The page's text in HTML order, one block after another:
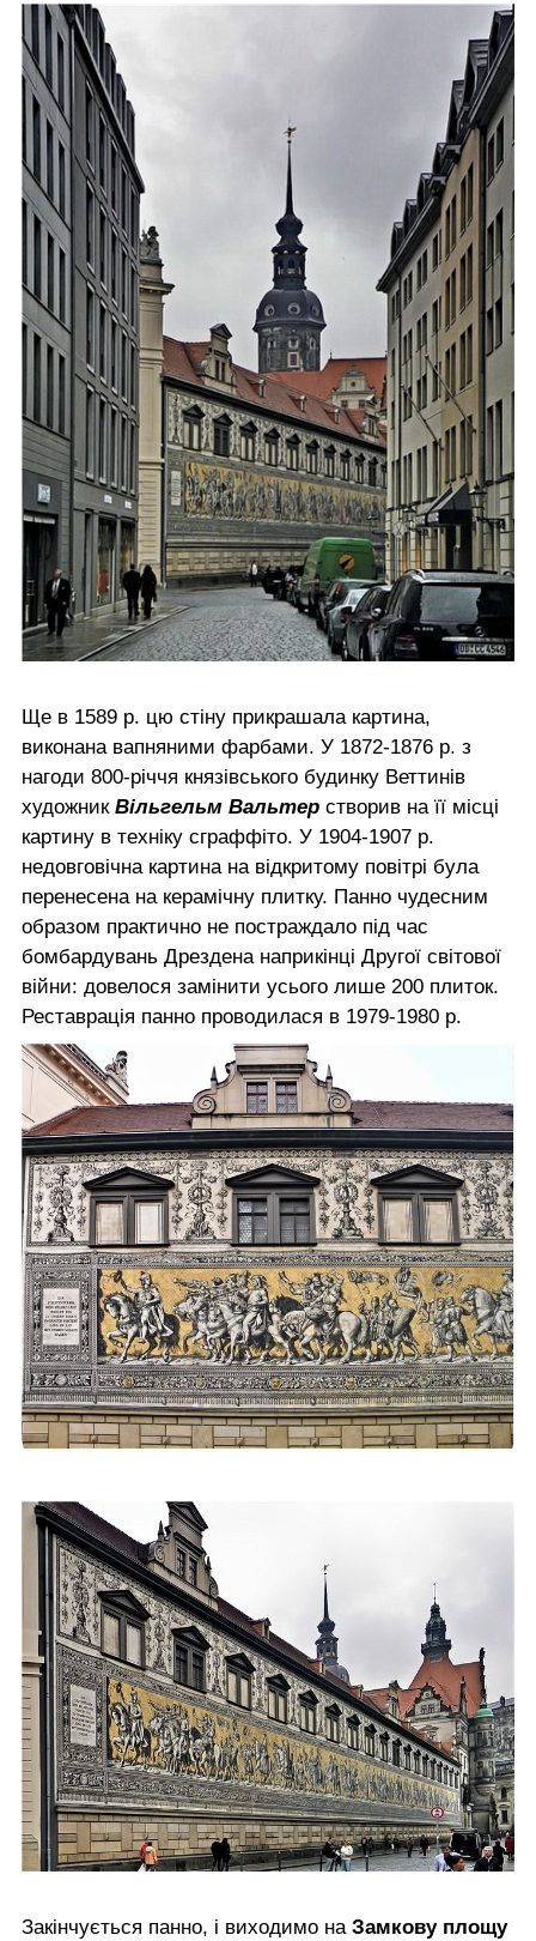
Ще в 1589 р. цю стіну прикрашала картина,
виконана вапняними фарбами. У 1872-1876 р. з
нагоди 800-річчя князівського будинку Веттинів
художник Вільгельм Вальтер створив на її місці
картину в техніку сграффіто. У 1904-1907 р.
недовговічна картина на відкритому повітрі була
перенесена на керамічну плитку. Панно чудесним
образом практично не постраждало під час
бомбардувань Дрездена наприкінці Другої світової
війни: довелося замінити усього лише 200 плиток.
Реставрація панно проводилася в 1979-1980 р.
Закінчується панно, і виходимо на Замкову площу